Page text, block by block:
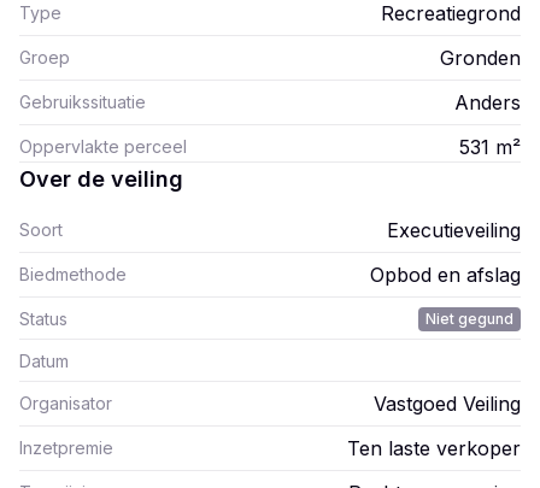
Type Recreatiegrond
Groep Gronden
Gebruikssituatie Anders
Oppervlakte perceel 531 m²
Over de veiling
Soort Executieveiling
Biedmethode Opbod en afslag
Status Niet gegund
Datum
Organisator Vastgoed Veiling
Inzetpremie Ten laste verkoper